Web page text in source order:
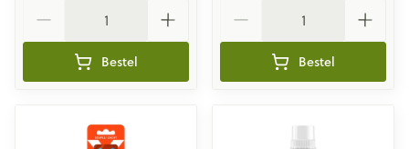
Bestel Bestel